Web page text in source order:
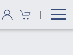
|